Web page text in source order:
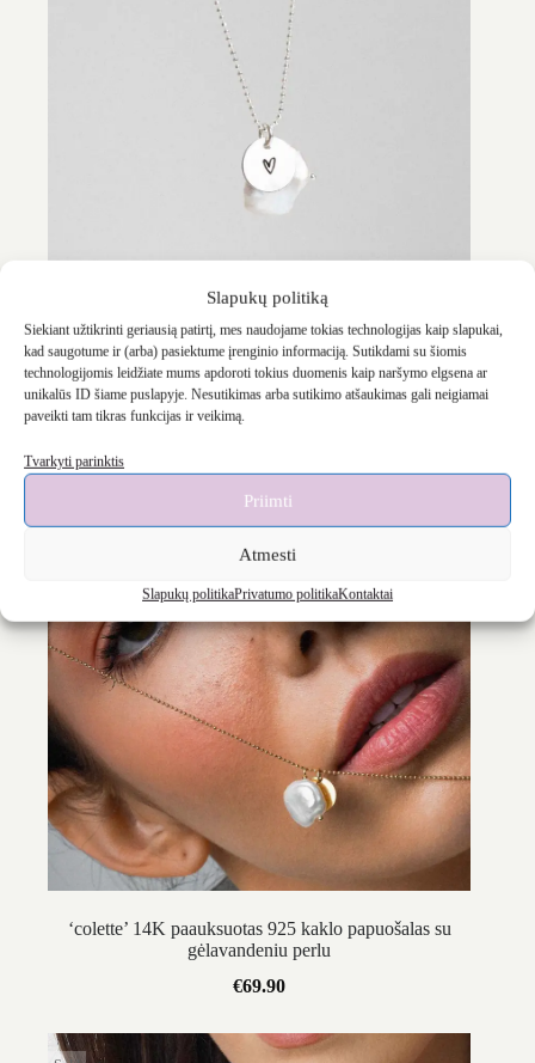
Slapukų politiką
Siekiant užtikrinti geriausią patirtį, mes naudojame tokias technologijas kaip slapukai,
kad saugotume ir (arba) pasiektume įrenginio informaciją. Sutikdami su šiomis
technologijomis leidžiate mums apdoroti tokius duomenis kaip naršymo elgsena ar
unikalūs ID šiame puslapyje. Nesutikimas arba sutikimo atšaukimas gali neigiamai
paveikti tam tikras funkcijas ir veikimą.
Tvarkyti parinktis
Priimti
Atmesti
Slapukų politikaPrivatumo politikaKontaktai
‘Gwen’ 925 kaklo papuošalas
€59.90
‘colette’ 14K paauksuotas 925 kaklo papuošalas su
gėlavandeniu perlu
€69.90